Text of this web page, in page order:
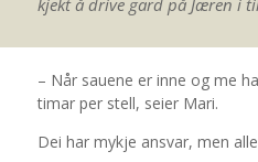
kjekt å drive gard på Jæren i
– Når sauene er inne og me
timar per stell, seier Mari.
Dei har mykje ansvar, men